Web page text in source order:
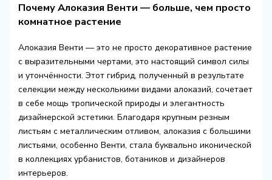
Почему Алоказия Венти — больше, чем просто
комнатное растение
Алоказия Венти — это не просто декоративное растение
с выразительными чертами, это настоящий символ силы
и утончённости. Этот гибрид, полученный в результате
селекции между несколькими видами алоказий, сочетает
в себе мощь тропической природы и элегантность
дизайнерской эстетики. Благодаря крупным резным
листьям с металлическим отливом, алоказия с большими
листьями, особенно Венти, стала буквально иконической
в коллекциях урбанистов, ботаников и дизайнеров
интерьеров.